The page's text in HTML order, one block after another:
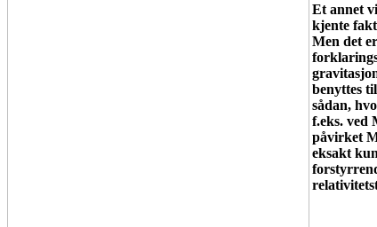
Et annet
kjente
Men det
benyttes
sådan,
f.eks. ved
påvirket
eksakt